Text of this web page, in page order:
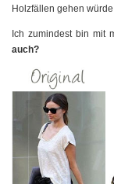
Holzfällen gehen
Ich zumindest bin mit
auch?